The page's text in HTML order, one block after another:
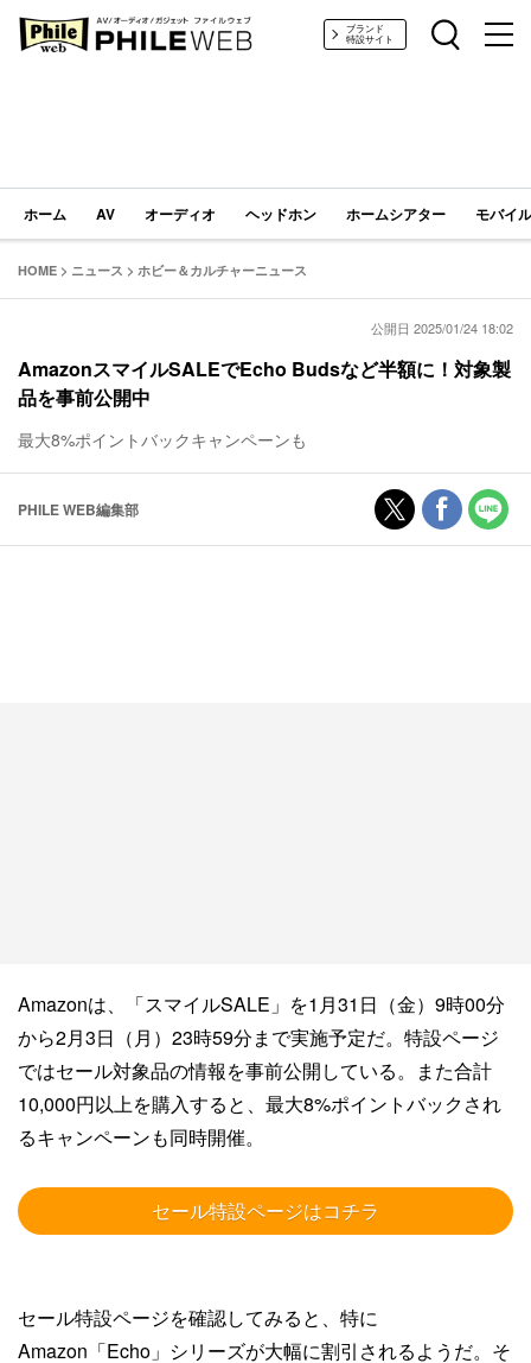
PHILE WEB｜AV/オーディオ/ガジェットブランド
特設サイト
ホーム AV オーディオ ヘッドホン ホームシアター モバイ
HOME > ニュース > ホビー＆カルチャーニュース
公開日 2025/01/24 18:02
AmazonスマイルSALEでEcho Budsなど半額に！対象製
品を事前公開中
最大8%ポイントバックキャンペーンも
PHILE WEB編集部
Amazonは、「スマイルSALE」を1月31日（金）9時00分
から2月3日（月）23時59分まで実施予定だ。特設ページ
ではセール対象品の情報を事前公開している。また合計
10,000円以上を購入すると、最大8%ポイントバックされ
るキャンペーンも同時開催。
セール特設ページはコチラ
セール特設ページを確認してみると、特に
Amazon「Echo」シリーズが大幅に割引されるようだ。そ